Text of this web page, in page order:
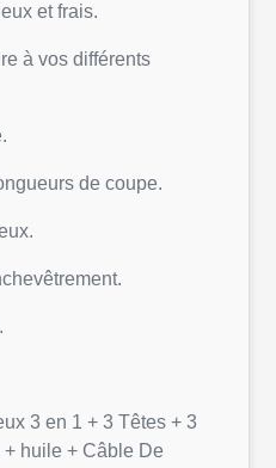
et frais.
à vos différents
de coupe.
3 en 1 + 3 Têtes + 3
huile + Câble De